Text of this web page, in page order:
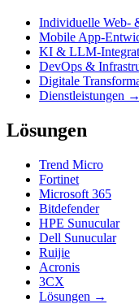
Individuelle Web-
Mobile App-
KI & LLM-
DevOps &
Digitale
Dienstleistungen →
Lösungen
Trend Micro
Fortinet
Microsoft 365
Bitdefender
HPE Sunucular
Dell Sunucular
Ruijie
Acronis
3CX
Lösungen →